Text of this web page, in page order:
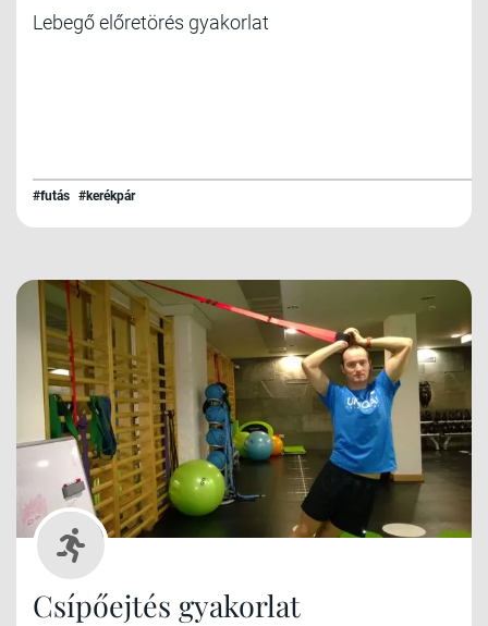
Lebegő előretörés gyakorlat
#futás #kerékpár
Csípőejtés gyakorlat